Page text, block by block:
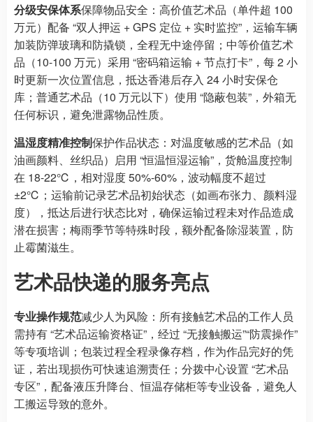
分级安保体系保障物品安全：高价值艺术品（单件超 100
万元）配备 “双人押运 + GPS 定位 + 实时监控”，运输车辆
加装防弹玻璃和防撬锁，全程无中途停留；中等价值艺术
品（10-100 万元）采用 “密码箱运输 + 节点打卡”，每 2 小
时更新一次位置信息，抵达香港后存入 24 小时安保仓
库；普通艺术品（10 万元以下）使用 “隐蔽包装”，外箱无
任何标识，避免泄露物品性质。
温湿度精准控制保护作品状态：对温度敏感的艺术品（如
油画颜料、丝织品）启用 “恒温恒湿运输”，货舱温度控制
在 18-22℃，相对湿度 50%-60%，波动幅度不超过
±2℃；运输前记录艺术品初始状态（如画布张力、颜料湿
度），抵达后进行状态比对，确保运输过程未对作品造成
潜在损害；梅雨季节等特殊时段，额外配备除湿装置，防
止霉菌滋生。
艺术品快递的服务亮点
专业操作规范减少人为风险：所有接触艺术品的工作人员
需持有 “艺术品运输资格证”，经过 “无接触搬运”“防震操作”
等专项培训；包装过程全程录像存档，作为作品完好的凭
证，若出现损伤可快速追溯责任；分拨中心设置 “艺术品
专区”，配备液压升降台、恒温存储柜等专业设备，避免人
工搬运导致的意外。